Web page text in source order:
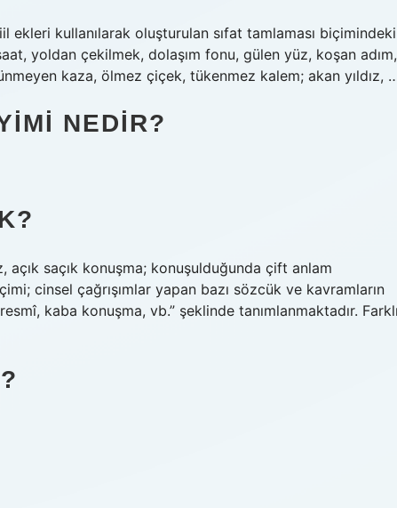
kullanılarak oluşturulan sıfat tamlaması biçimindeki
yoldan çekilmek, dolaşım fonu, gülen yüz, koşan adım,
kaza, ölmez çiçek, tükenmez kalem; akan yıldız,
NEDIR?
açık saçık konuşma; konuşulduğunda çift anlam
cinsel çağrışımlar yapan bazı sözcük ve kavramların
kaba konuşma, vb.” şeklinde tanımlanmaktadır.